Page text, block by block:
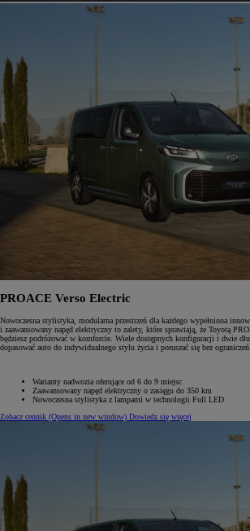
PROACE Verso Electric
Nowoczesna stylistyka, modularna przestrzeń dla każdego wypełniona
i zaawansowany napęd elektryczny to zalety, które sprawiają, że Toyotą
będziesz podróżować w komforcie. Wiele dostępnych konfiguracji i dwie
dopasować auto do indywidualnego stylu życia i poruszać się bez ograniczeń.
Warianty nadwozia oferujące od 6 do 9 miejsc
Zaawansowany napęd elektryczny o zasięgu do 350 km
Nowoczesna stylistyka z lampami w technologii Full LED
Zobacz cennik (Opens in new window) Dowiedz się więcej